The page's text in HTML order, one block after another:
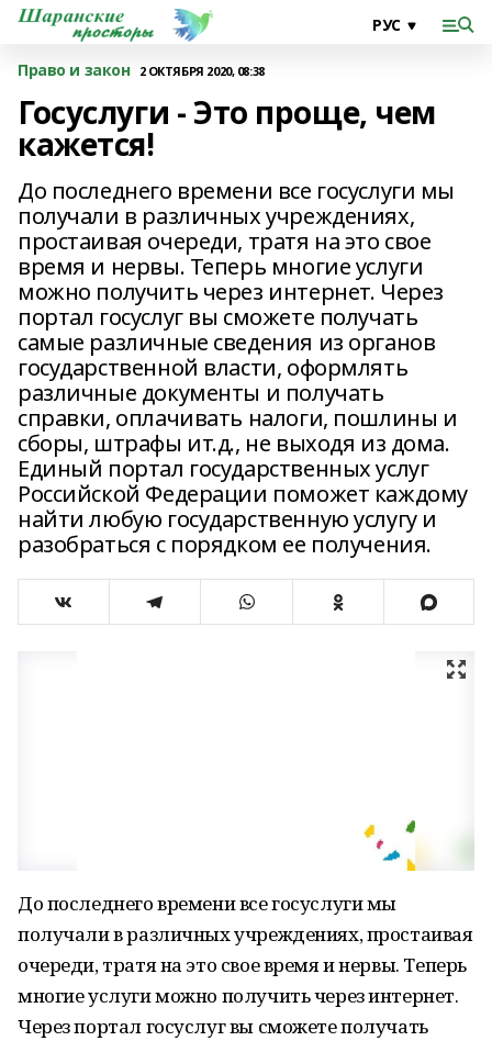
Право и закон 2 ОКТЯБРЯ 2020, 08:38
Госуслуги - Это проще, чем
кажется!
До последнего времени все госуслуги мы
получали в различных учреждениях,
простаивая очереди, тратя на это свое
время и нервы. Теперь многие услуги
можно получить через интернет. Через
портал госуслуг вы сможете получать
самые различные сведения из органов
государственной власти, оформлять
различные документы и получать
справки, оплачивать налоги, пошлины и
сборы, штрафы ит.д., не выходя из дома.
Единый портал государственных услуг
Российской Федерации поможет каждому
найти любую государственную услугу и
разобраться с порядком ее получения.
До последнего времени все госуслуги мы
получали в различных учреждениях, простаивая
очереди, тратя на это свое время и нервы. Теперь
многие услуги можно получить через интернет.
Через портал госуслуг вы сможете получать